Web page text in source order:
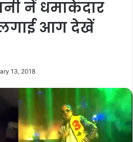
नें धमाकेदार
आग देखें
13, 2018